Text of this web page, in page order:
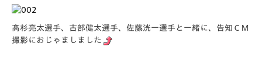
髙杉亮太選手、古部健太選手、佐藤洸一選手と一緒に、告知ＣＭ
撮影におじゃましました